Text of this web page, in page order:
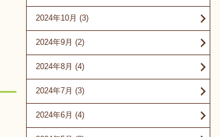
2024年10月 (3)
2024年9月 (2)
2024年8月 (4)
2024年7月 (3)
2024年6月 (4)